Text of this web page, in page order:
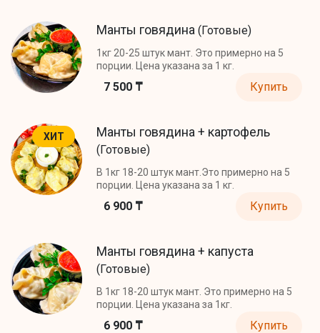
Манты говядина (Готовые)
1кг 20-25 штук мант. Это примерно на 5
порции. Цена указана за 1 кг.
7 500 ₸ Купить
ХИТ Манты говядина + картофель
(Готовые)
В 1кг 18-20 штук мант.Это примерно на 5
порции. Цена указана за 1 кг.
6 900 ₸ Купить
Манты говядина + капуста
(Готовые)
В 1кг 18-20 штук мант. Это примерно на 5
порции. Цена указана за 1кг.
6 900 ₸ Купить